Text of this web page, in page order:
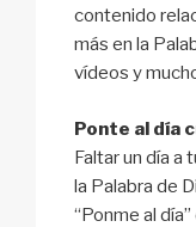
contenido
más en la
vídeos y
Ponte al día
Faltar un día a
la Palabra de
“Ponme al